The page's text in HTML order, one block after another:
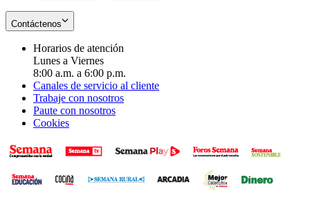
Contáctenos
Horarios de atención
Lunes a Viernes
8:00 a.m. a 6:00 p.m.
Canales de servicio al cliente
Trabaje con nosotros
Paute con nosotros
Cookies